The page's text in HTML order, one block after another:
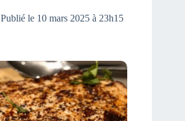
Publié le 10 mars 2025 à 23h15